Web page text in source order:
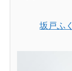
坂戸ふ